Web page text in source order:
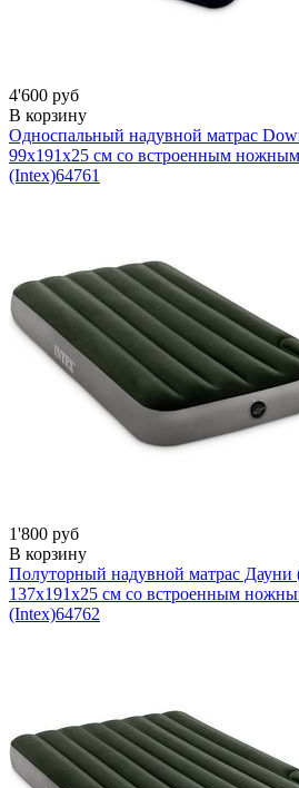
4'600 руб
В корзину
Односпальный надувной матрас
99х191x25 см со встроенным
(Intex)64761
1'800 руб
В корзину
Полуторный надувной матрас Дауни
137х191x25 см со встроенным
(Intex)64762